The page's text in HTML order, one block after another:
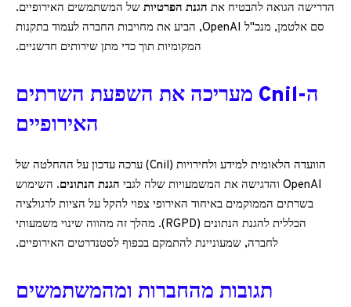
הדרישה הגואה להבטיח את הגנת הפרטיות של המשתמשים האירופיים.
סם אלטמן, מנכ"ל OpenAI, הביע את מחויבות החברה לעמוד בתקנות
המקומיות תוך כדי מתן שירותים חדשניים.
ה-Cnil מעריכה את השפעת השרתים
האירופיים
הוועדה הלאומית למידע ולחירויות (Cnil) ערכה עדכון על ההחלטה של
OpenAI והדגישה את המשמעויות שלה לגבי
הגנת הנתונים. השימוש
בשרתים הממוקמים באיחוד האירופי צפוי להקל על הציות לרגולציה
הכללית להגנת הנתונים (RGPD). מהלך זה מהווה שינוי משמעותי
לחברה, שמעוניינת להתמקם בכפוף לסטנדרטים האירופיים.
תגובות מהחברות ומהמשתמשים